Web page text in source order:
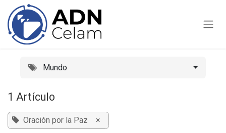
Ir al contenido
Mundo
1 Artículo
Oración por la Paz ×